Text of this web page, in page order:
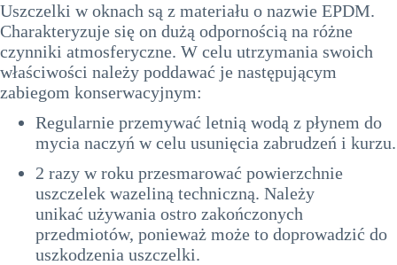
Uszczelki w oknach są z materiału o nazwie EPDM.
Charakteryzuje się on dużą odpornością na różne
czynniki atmosferyczne. W celu utrzymania swoich
właściwości należy poddawać je następującym
zabiegom konserwacyjnym:
Regularnie przemywać letnią wodą z płynem do
mycia naczyń w celu usunięcia zabrudzeń i kurzu.
2 razy w roku przesmarować powierzchnie
uszczelek wazeliną techniczną. Należy
unikać używania ostro zakończonych
przedmiotów, ponieważ może to doprowadzić do
uszkodzenia uszczelki.